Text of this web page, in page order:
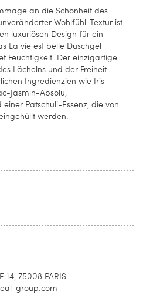
an die Schönheit des
Wohlfühl-Textur ist
luxuriösen Design für ein
La vie est belle Duschgel
Feuchtigkeit. Der einzigartige
Lächelns und der Freiheit
Ingredienzien wie Iris-
Jasmin-Absolu,
Patschuli-Essenz, die von
werden.
14, 75008 PARIS.
group.com